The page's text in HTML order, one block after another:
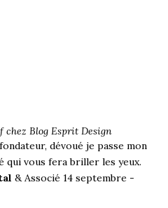
chez Blog Esprit Design
dévoué je passe mon
qui vous fera briller les yeux.
& Associé 14 septembre -